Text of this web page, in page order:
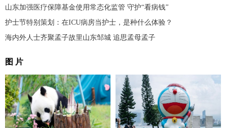
山东加强医疗保障基金使用常态化监管 守护“看病钱”
护士节特别策划：在ICU病房当护士，是种什么体验？
海内外人士齐聚孟子故里山东邹城 追思孟母孟子
图 片